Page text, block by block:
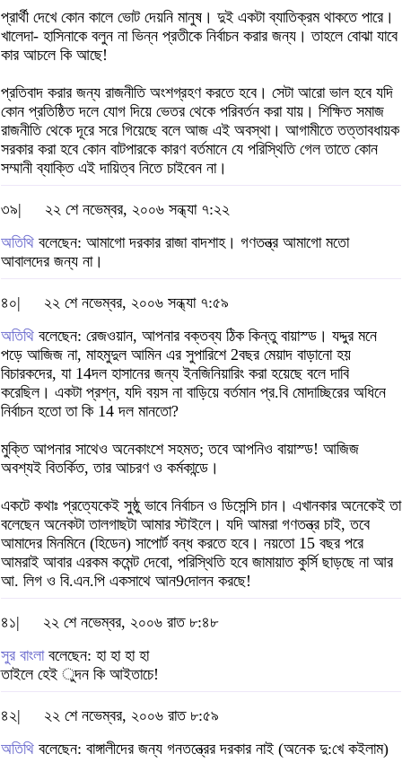
প্রার্থী দেখে কোন কালে ভোট দেয়নি মানুষ। দুই একটা ব্যাতিক্রম থাকতে পারে।
খালেদা- হাসিনাকে বলুন না ভিন্ন প্রতীকে নির্বাচন করার জন্য। তাহলে বোঝা যাবে
কার আচলে কি আছে!
প্রতিবাদ করার জন্য রাজনীতি অংশগ্রহণ করতে হবে। সেটা আরো ভাল হবে যদি
কোন প্রতিষ্ঠিত দলে যোগ দিয়ে ভেতর থেকে পরিবর্তন করা যায়। শিক্ষিত সমাজ
রাজনীতি থেকে দূরে সরে গিয়েছে বলে আজ এই অবস্থা। আগামীতে তত্তাবধায়ক
সরকার করা হবে কোন বাটপারকে কারণ বর্তমানে যে পরিস্থিতি গেল তাতে কোন
সম্মানী ব্যাক্তি এই দায়িত্ব নিতে চাইবেন না।
৩৯|
২২ শে নভেম্বর, ২০০৬ সন্ধ্যা ৭:২২
অতিথি বলেছেন: আমাগো দরকার রাজা বাদশাহ। গণতন্ত্র আমাগো মতো
আবালদের জন্য না।
৪০|
২২ শে নভেম্বর, ২০০৬ সন্ধ্যা ৭:৫৯
অতিথি বলেছেন: রেজওয়ান, আপনার বক্তব্য ঠিক কিন্তু বায়াস্ড। যদ্দুর মনে
পড়ে আজিজ না, মাহমুদুল আমিন এর সুপারিশে 2বছর মেয়াদ বাড়ানো হয়
বিচারকদের, যা 14দল হাসানের জন্য ইনজিনিয়ারিং করা হয়েছে বলে দাবি
করেছিল। একটা প্রশ্ন, যদি বয়স না বাড়িয়ে বর্তমান প্র.বি মোদাচ্ছিরের অধিনে
নির্বাচন হতো তা কি 14 দল মানতো?
মুক্তি আপনার সাথেও অনেকাংশে সহমত; তবে আপনিও বায়াস্ড! আজিজ
অবশ্যই বিতর্কিত, তার আচরণ ও কর্মকান্ডে।
একটে কথাঃ প্রত্যেকেই সুষ্ঠু ভাবে নির্বাচন ও ডিসেন্সি চান। এখানকার অনেকেই তা
বলেছেন অনেকটা তালগাছটা আমার স্টাইলে। যদি আমরা গণতন্ত্র চাই, তবে
আমাদের মিনমিনে (হিডেন) সাপোর্ট বন্ধ করতে হবে। নয়তো 15 বছর পরে
আমরাই আবার এরকম কমেন্ট দেবো, পরিস্থিতি হবে জামায়াত কুর্সি ছাড়ছে না আর
আ. লিগ ও বি.এন.পি একসাথে আন9দোলন করছে!
৪১|
২২ শে নভেম্বর, ২০০৬ রাত ৮:৪৮
সুর বাংলাবলেছেন: হা হা হা হা
তাইলে হেই ুদন কি আইতাচে!
৪২|
২২ শে নভেম্বর, ২০০৬ রাত ৮:৫৯
অতিথি বলেছেন: বাঙ্গালীদের জন্য গনতন্ত্রের দরকার নাই (অনেক দু:খে কইলাম)